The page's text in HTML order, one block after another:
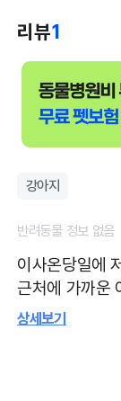
리뷰1
강아지
반려동물 정보 없음
이사온당일에
근처에 가까운
사 선생님 친절
계속 만져줬
상세보기